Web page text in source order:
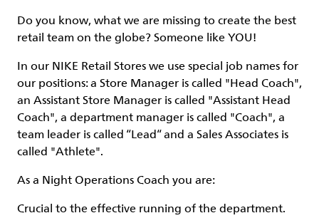
Do you know, what we are missing to create the best
retail team on the globe? Someone like YOU!
In our NIKE Retail Stores we use special job names for
our positions: a Store Manager is called "Head Coach",
an Assistant Store Manager is called "Assistant Head
Coach", a department manager is called "Coach", a
team leader is called “Lead“ and a Sales Associates is
called "Athlete".
As a Night Operations Coach you are:
Crucial to the effective running of the department.